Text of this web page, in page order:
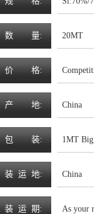
数 量: 20MT
价 格:
产 地: China
包 装: 1MT Big
装 运 地: China
装 运 期 : As your